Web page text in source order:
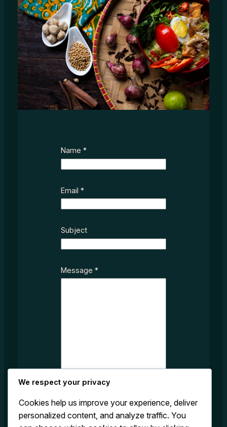
Name *
u
e
c
E
Email *
Subject
Message *
Submit
We respect your privacy
Cookies help us improve your experience, deliver
personalized content, and analyze traffic. You